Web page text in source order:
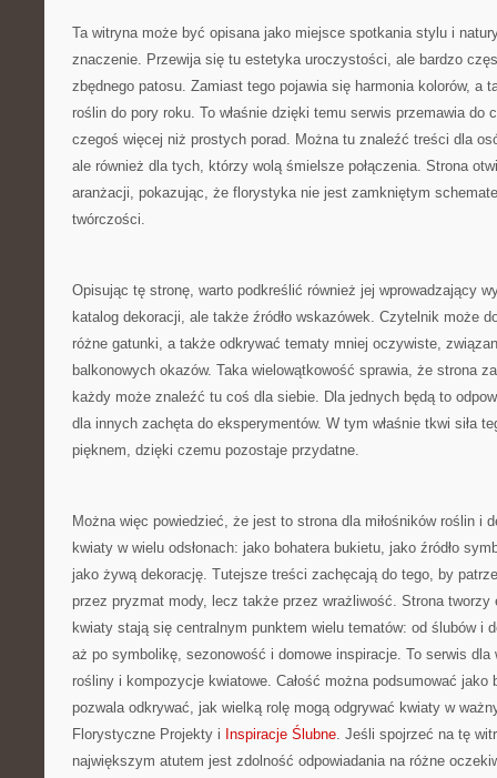
Ta witryna może być opisana jako miejsce spotkania stylu i
znaczenie. Przewija się tu estetyka uroczystości, ale bardzo
zbędnego patosu. Zamiast tego pojawia się harmonia kolorów, a
roślin do pory roku. To właśnie dzięki temu serwis przemawia do
czegoś więcej niż prostych porad. Można tu znaleźć treści dla
ale również dla tych, którzy wolą śmielsze połączenia. Strona
aranżacji, pokazując, że florystyka nie jest zamkniętym
twórczości.
Opisując tę stronę, warto podkreślić również jej wprowadzający
katalog dekoracji, ale także źródło wskazówek. Czytelnik może
różne gatunki, a także odkrywać tematy mniej oczywiste,
balkonowych okazów. Taka wielowątkowość sprawia, że strona
każdy może znaleźć tu coś dla siebie. Dla jednych będą to
dla innych zachęta do eksperymentów. W tym właśnie tkwi siła
pięknem, dzięki czemu pozostaje przydatne.
Można więc powiedzieć, że jest to strona dla miłośników roślin i
kwiaty w wielu odsłonach: jako bohatera bukietu, jako źródło
jako żywą dekorację. Tutejsze treści zachęcają do tego, by
przez pryzmat mody, lecz także przez wrażliwość. Strona
kwiaty stają się centralnym punktem wielu tematów: od ślubów i
aż po symbolikę, sezonowość i domowe inspiracje. To serwis
rośliny i kompozycje kwiatowe. Całość można podsumować
pozwala odkrywać, jak wielką rolę mogą odgrywać kwiaty w
Florystyczne Projekty i Inspiracje Ślubne. Jeśli spojrzeć na tę
największym atutem jest zdolność odpowiadania na różne